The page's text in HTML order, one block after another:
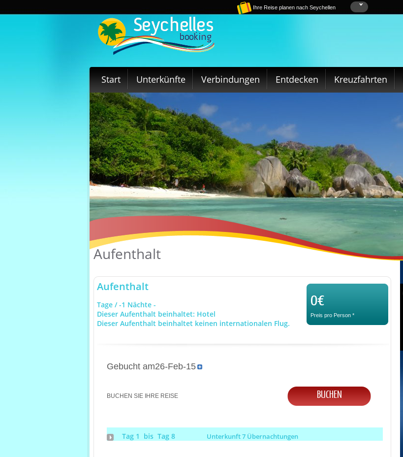
Ihre Reise planen nach Seychellen
Start Unterkünfte Verbindungen Entdecken Kreuzfahrten
Aufenthalt
Aufenthalt
Tage / -1 Nächte -
Dieser Aufenthalt beinhaltet: Hotel
Dieser Aufenthalt beinhaltet keinen internationalen Flug.
0€
Preis pro Person *
Gebucht am26-Feb-15
BUCHEN SIE IHRE REISE BUCHEN
Tag 1 bis Tag 8 Unterkunft 7 Übernachtungen